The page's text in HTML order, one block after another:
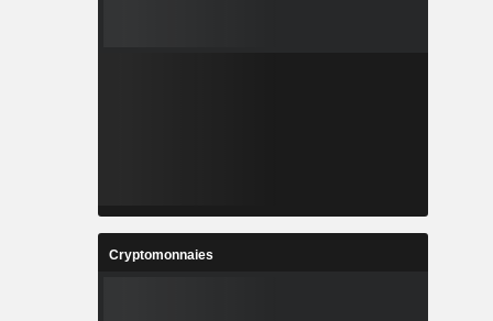
Cryptomonnaies